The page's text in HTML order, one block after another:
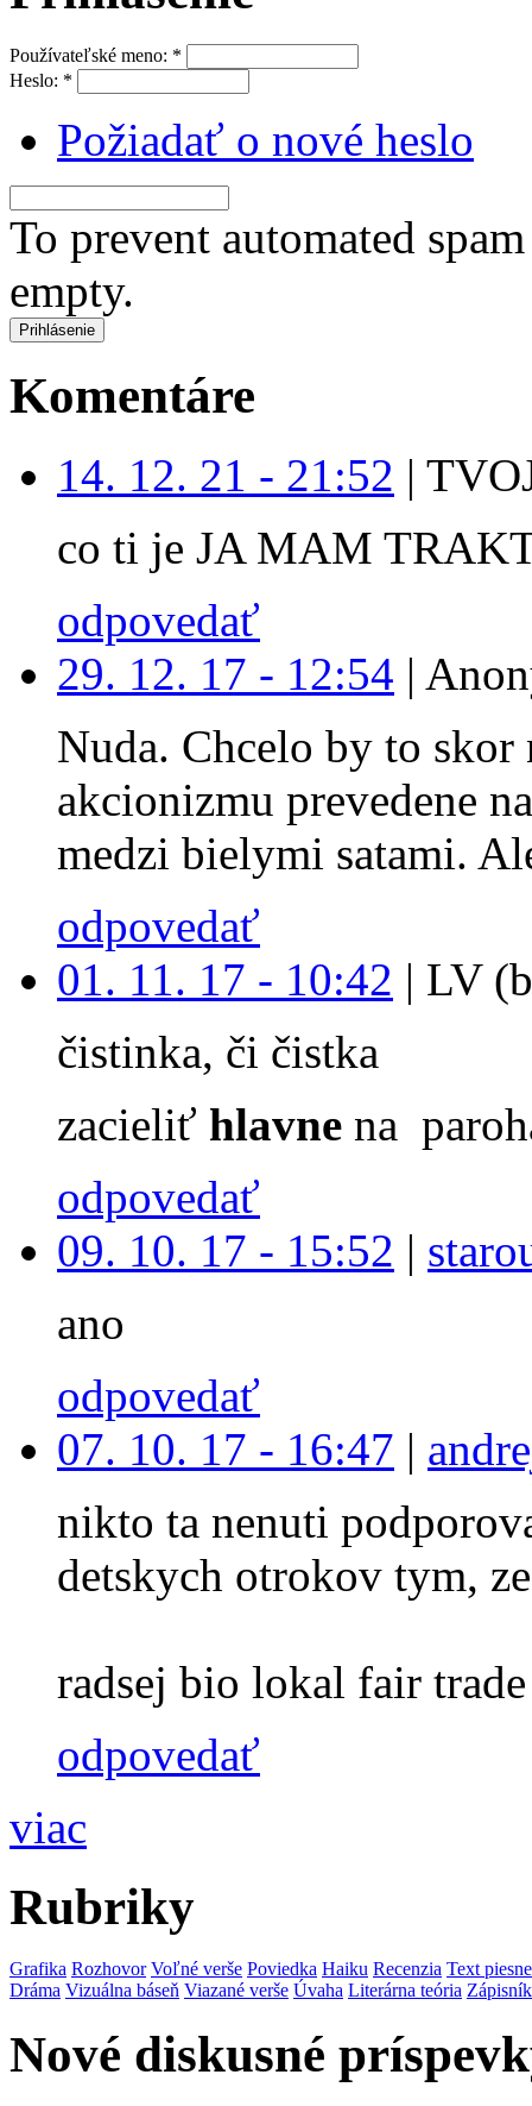
Používateľské meno: *
Heslo: *
Požiadať o nové heslo
To prevent automated
empty.
Komentáre
14. 12. 21 - 21:52 |
co ti je JA MAM
odpovedať
29. 12. 17 - 12:54 |
Nuda. Chcelo by to
akcionizmu prevedene
medzi bielymi satami.
odpovedať
01. 11. 17 - 10:42 | LV
čistinka, či čistka
zacieliť hlavne na
odpovedať
09. 10. 17 - 15:52 |
ano
odpovedať
07. 10. 17 - 16:47 |
nikto ta nenuti
detskych otrokov tym,
radsej bio lokal fair
odpovedať
viac
Rubriky
Grafika Rozhovor Voľné verše Poviedka Haiku Recenzia Text piesne
Dráma Vizuálna báseň Viazané verše Úvaha Literárna teória Zápisník
Nové diskusné